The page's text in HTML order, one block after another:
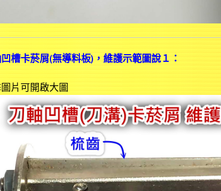
槽卡菸屑(無導料板)，維護示範圖說１：
片可開啟大圖